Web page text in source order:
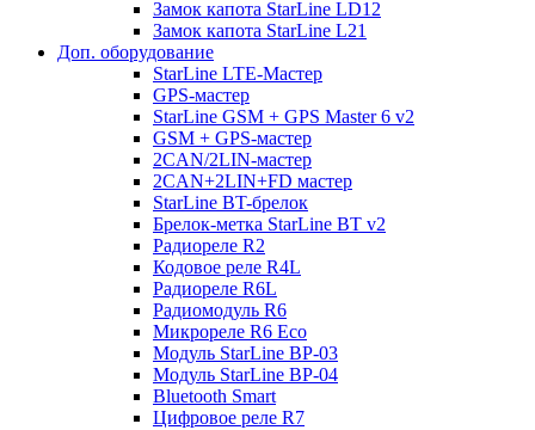
Замок капота StarLine LD12
Замок капота StarLine L21
Доп. оборудование
StarLine LTE-Мастер
GPS-мастер
StarLine GSM + GPS Master 6 v2
GSM + GPS-мастер
2CAN/2LIN-мастер
2CAN+2LIN+FD мастер
StarLine BT-брелок
Брелок-метка StarLine BT v2
Радиореле R2
Кодовое реле R4L
Радиореле R6L
Радиомодуль R6
Микрореле R6 Eco
Модуль StarLine BP-03
Модуль StarLine BP-04
Bluetooth Smart
Цифровое реле R7